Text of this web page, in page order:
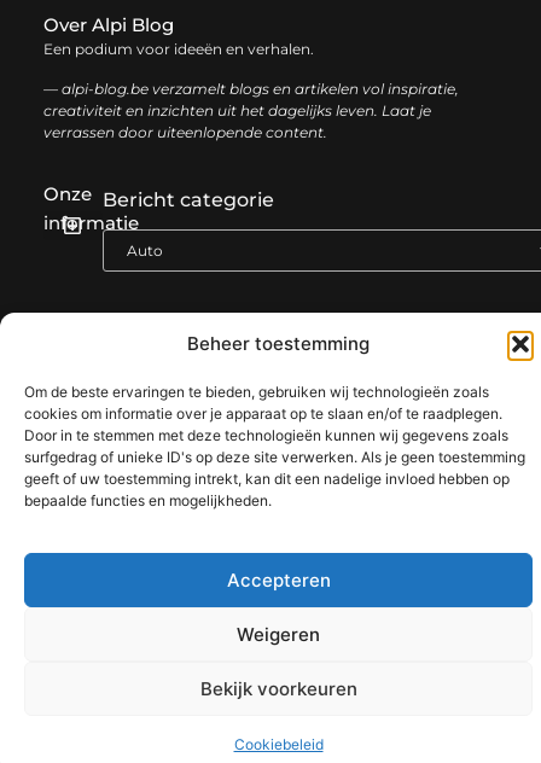
Beheer toestemming
Om de beste ervaringen te bieden, gebruiken wij technologieën zoals
cookies om informatie over je apparaat op te slaan en/of te raadplegen.
Door in te stemmen met deze technologieën kunnen wij gegevens zoals
surfgedrag of unieke ID's op deze site verwerken. Als je geen toestemming
geeft of uw toestemming intrekt, kan dit een nadelige invloed hebben op
bepaalde functies en mogelijkheden.
Accepteren
Weigeren
Bekijk voorkeuren
Cookiebeleid
Over Alpi Blog
Een podium voor ideeën en verhalen.
— alpi-blog.be verzamelt blogs en artikelen vol inspiratie,
creativiteit en inzichten uit het dagelijks leven. Laat je
verrassen door uiteenlopende content.
Onze
informatie
Bericht categorie